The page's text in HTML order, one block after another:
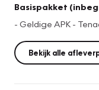
Basispakket
​- Geldige APK -
Bekijk alle